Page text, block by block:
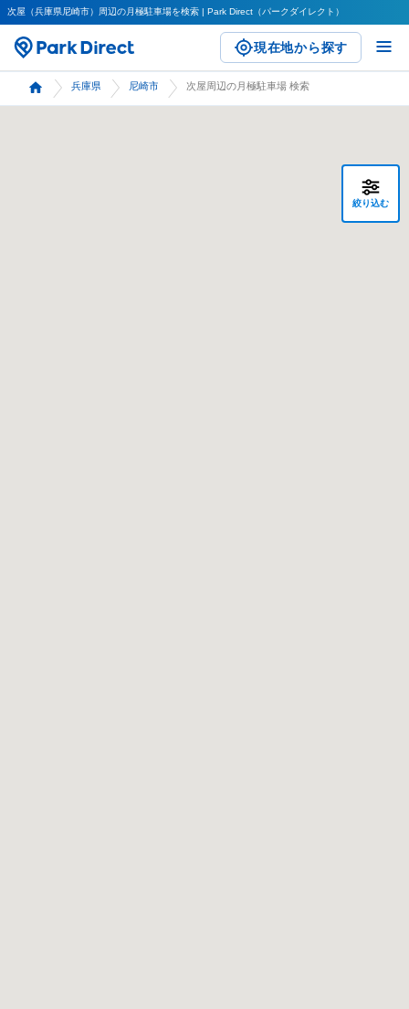
次屋（兵庫県尼崎市）周辺の月極駐車場を検索 | Park Direct（パークダイレクト）
現在地から探す
兵庫県 尼崎市 次屋周辺の月極駐車場 検索
絞り込む